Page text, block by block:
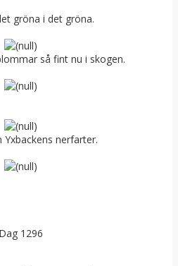
gröna i det gröna.
så fint nu i skogen.
Yxbackens nerfarter.
Dag 1296